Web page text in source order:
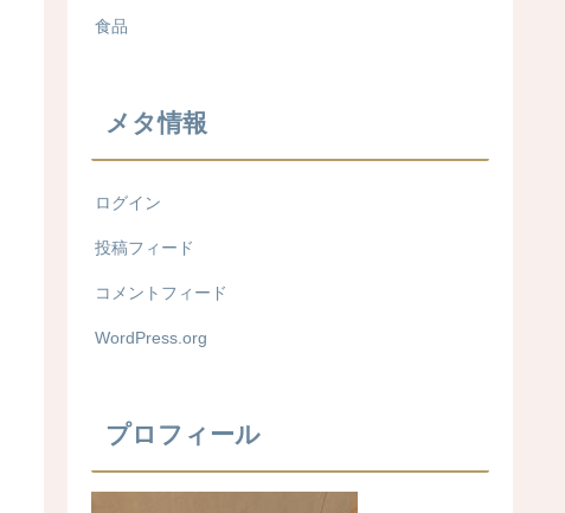
食品
メタ情報
ログイン
投稿フィード
コメントフィード
WordPress.org
プロフィール